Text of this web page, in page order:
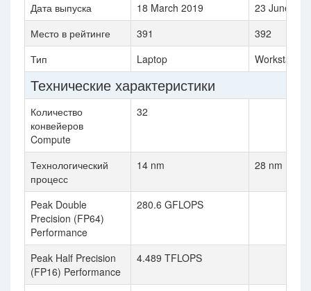
Дата выпуска
18 March 2019
23 June
Место в рейтинге
391
392
Тип
Laptop Workstation
Технические характеристики
Количество
конвейеров
Compute
32
Технологический
процесс
14 nm 28 nm
Peak Double
Precision (FP64)
Performance
280.6 GFLOPS
Peak Half Precision
(FP16) Performance
4.489 TFLOPS